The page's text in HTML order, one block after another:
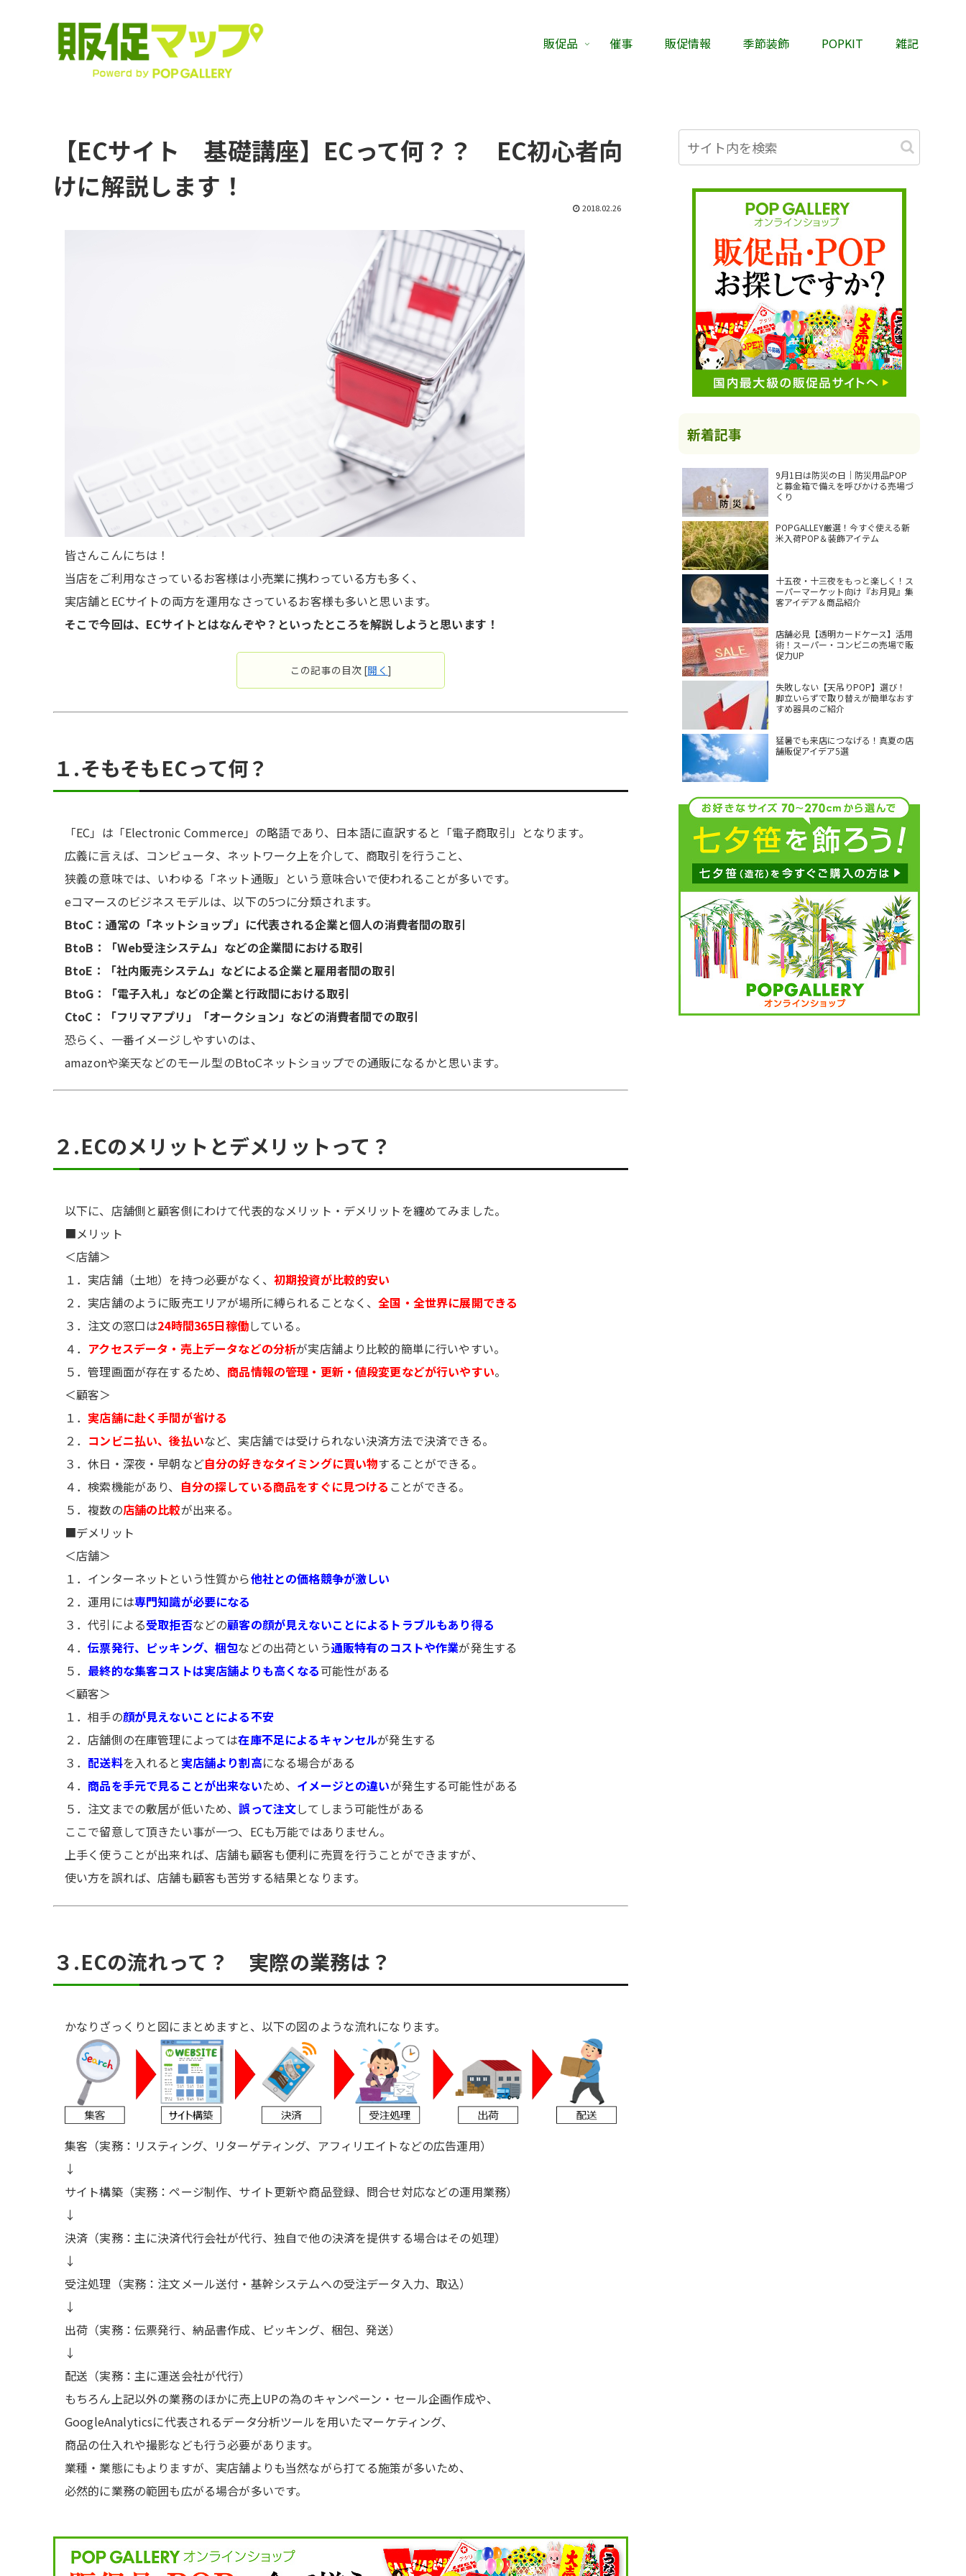
販促品 催事 販促情報 季節装飾 POPKIT 雑記
【ECサイト 基礎講座】ECって何？？ EC初心者向
けに解説します！
2018.02.26
皆さんこんにちは！
当店をご利用なさっているお客様は小売業に携わっている方も多く、
実店舗とECサイトの両方を運用なさっているお客様も多いと思います。
そこで今回は、ECサイトとはなんぞや？といったところを解説しようと思います！
この記事の目次 [開く ]
１.そもそもECって何？
「EC」は「Electronic Commerce」の略語であり、日本語に直訳すると「電子商取引」となります。
広義に言えば、コンピュータ、ネットワーク上を介して、商取引を行うこと、
狭義の意味では、いわゆる「ネット通販」という意味合いで使われることが多いです。
eコマースのビジネスモデルは、以下の5つに分類されます。
BtoC：通常の「ネットショップ」に代表される企業と個人の消費者間の取引
BtoB：「Web受注システム」などの企業間における取引
BtoE：「社内販売システム」などによる企業と雇用者間の取引
BtoG：「電子入札」などの企業と行政間における取引
CtoC：「フリマアプリ」「オークション」などの消費者間での取引
恐らく、一番イメージしやすいのは、
amazonや楽天などのモール型のBtoCネットショップでの通販になるかと思います。
２.ECのメリットとデメリットって？
以下に、店舗側と顧客側にわけて代表的なメリット・デメリットを纏めてみました。
■メリット
＜店舗＞
１．実店舗（土地）を持つ必要がなく、 初期投資が比較的安い
２．実店舗のように販売エリアが場所に縛られることなく、全国・全世界に展開できる
３．注文の窓口は24時間365日稼働している。
４． アクセスデータ・売上データなどの分析が実店舗より比較的簡単に行いやすい。
５．管理画面が存在するため、 商品情報の管理・更新・値段変更などが行いやすい。
＜顧客＞
１． 実店舗に赴く手間が省ける
２． コンビニ払い、後払いなど、実店舗では受けられない決済方法で決済できる。
３．休日・深夜・早朝など自分の好きなタイミングに買い物することができる。
４．検索機能があり、 自分の探している商品をすぐに見つける ことができる。
５．複数の店舗の比較が出来る。
■デメリット
＜店舗＞
１．インターネットという性質から他社との価格競争が激しい
２．運用には専門知識が必要になる
３．代引による受取拒否などの顧客の顔が見えないことによるトラブルもあり得る
４．伝票発行、ピッキング、梱包などの出荷という通販特有のコストや作業が発生する
５． 最終的な集客コストは実店舗よりも高くなる可能性がある
＜顧客＞
１．相手の顔が見えないことによる不安
２．店舗側の在庫管理によっては在庫不足によるキャンセルが発生する
３．配送料を入れると 実店舗より割高になる場合がある
４． 商品を手元で見ることが出来ないため、 イメージとの違いが発生する可能性がある
５．注文までの敷居が低いため、誤って注文してしまう可能性がある
ここで留意して頂きたい事が一つ、ECも万能ではありません。
上手く使うことが出来れば、店舗も顧客も便利に売買を行うことができますが、
使い方を誤れば、店舗も顧客も苦労する結果となります。
３.ECの流れって？ 実際の業務は？
かなりざっくりと図にまとめますと、以下の図のような流れになります。
集客（実務：リスティング、リターゲティング、アフィリエイトなどの広告運用）
↓
サイト構築（実務：ページ制作、サイト更新や商品登録、問合せ対応などの運用業務）
↓
決済（実務：主に決済代行会社が代行、独自で他の決済を提供する場合はその処理）
↓
受注処理（実務：注文メール送付・基幹システムへの受注データ入力、取込）
↓
出荷（実務：伝票発行、納品書作成、ピッキング、梱包、発送）
↓
配送（実務：主に運送会社が代行）
もちろん上記以外の業務のほかに売上UPの為のキャンペーン・セール企画作成や、
GoogleAnalyticsに代表されるデータ分析ツールを用いたマーケティング、
商品の仕入れや撮影なども行う必要があります。
業種・業態にもよりますが、実店舗よりも当然ながら打てる施策が多いため、
必然的に業務の範囲も広がる場合が多いです。
新着記事
9月1日は防災の日｜防災用品POP
と募金箱で備えを呼びかける売場づ
くり
POPGALLEY厳選！今すぐ使える新
米入荷POP＆装飾アイテム
十五夜・十三夜をもっと楽しく！ス
ーパーマーケット向け『お月見』集
客アイデア＆商品紹介
店舗必見【透明カードケース】活用
術！スーパー・コンビニの売場で販
促力UP
失敗しない【天吊りPOP】選び！
脚立いらずで取り替えが簡単なおす
すめ器具のご紹介
猛暑でも来店につなげる！真夏の店
舗販促アイデア5選